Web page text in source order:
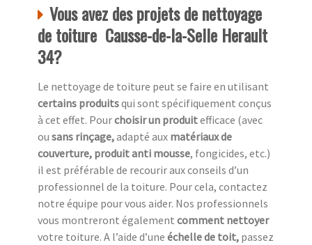
Vous avez des projets de nettoyage
de toiture Causse-de-la-Selle Herault
34?
Le nettoyage de toiture peut se faire en utilisant
certains produitsqui sont spécifiquement conçus
à cet effet. Pourchoisir un produitefficace (avec
ou sans rinçage,adapté aux matériaux de
couverture, produit anti mousse, fongicides, etc.)
il est préférable de recourir aux conseils d’un
professionnel de la toiture. Pour cela, contactez
notre équipe pour vous aider. Nos professionnels
vous montreront également comment nettoyer
votre toiture. A l’aide d’une échelle de toit, passez